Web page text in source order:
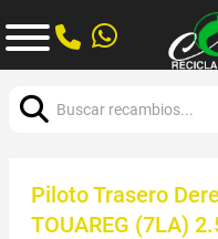
Piloto Trasero
TOUAREG (7LA)